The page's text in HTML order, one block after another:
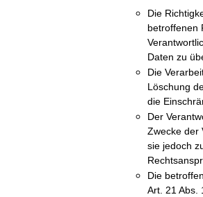
Die
betroffenen
Daten zu
Die
Löschung
die
Der
Zwecke der
sie jedoch
Die
Art. 21 Abs.